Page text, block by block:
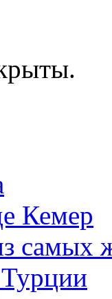
Кемер
самых